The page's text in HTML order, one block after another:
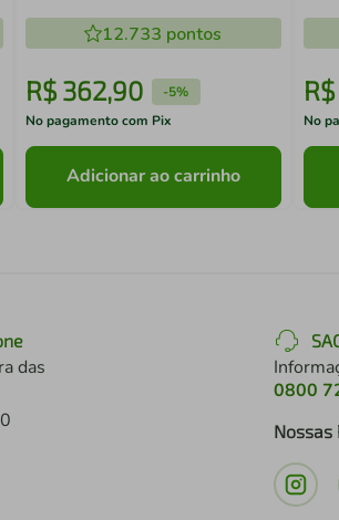
Life Suprema Brinox
12.733 pontos
R$ 362,90 -5%
No pagamento com Pix
Adicionar ao carrinho
R$
No
das
0800
Nossas